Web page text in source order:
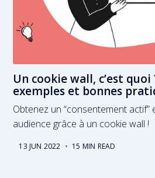
Un cookie wall, c’est
exemples et bonnes
Obtenez un “consentement
audience grâce à un cookie wall !
13 JUN 2022 • 15 MIN READ